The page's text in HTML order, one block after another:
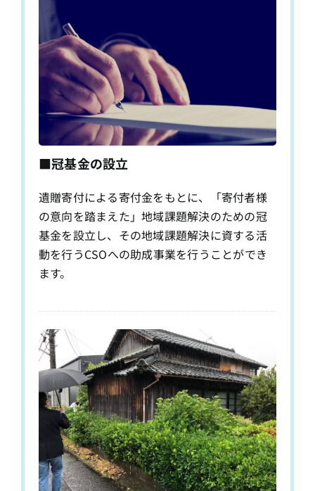
■冠基金の設立
遺贈寄付による寄付金をもとに、「寄付者様
の意向を踏まえた」地域課題解決のための冠
基金を設立し、その地域課題解決に資する活
動を行うCSOへの助成事業を行うことができ
ます。